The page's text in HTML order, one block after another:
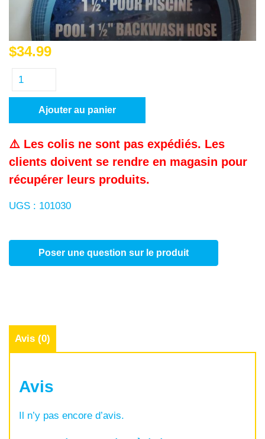
$34.99
Ajouter au panier
⚠️ Les colis ne sont pas expédiés. Les
clients doivent se rendre en magasin pour
récupérer leurs produits.
UGS : 101030
Poser une question sur le produit
Avis (0)
Avis
Il n’y pas encore d’avis.